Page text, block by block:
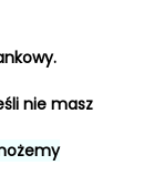
nie masz